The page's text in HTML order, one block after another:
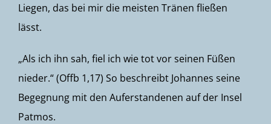
Liegen, das bei mir die meisten Tränen fließen
lässt.
„Als ich ihn sah, fiel ich wie tot vor seinen Füßen
nieder.“ (Offb 1,17) So beschreibt Johannes seine
Begegnung mit den Auferstandenen auf der Insel
Patmos.